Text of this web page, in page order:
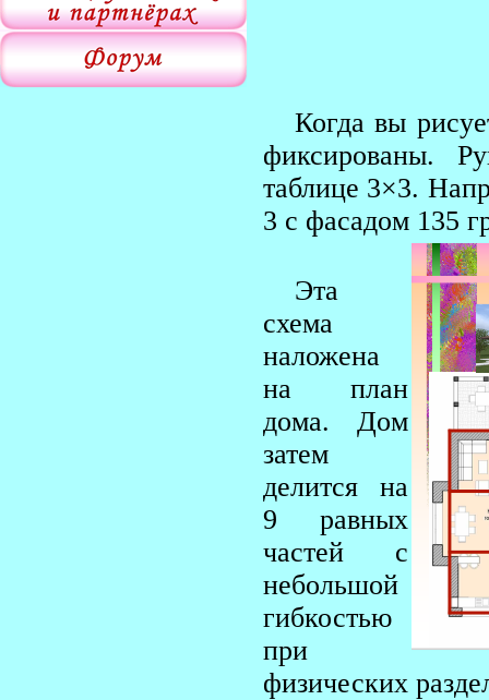
Когда вы
фиксированы.
таблице 3×3.
3 с фасадом 135
Эта
схема
наложена
на план
дома. Дом
затем
делится на
9 равных
частей с
небольшой
гибкостью
при
физических